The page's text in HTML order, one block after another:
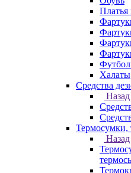
Платья
Халаты
Средства
Назад
Термосумки,
Назад